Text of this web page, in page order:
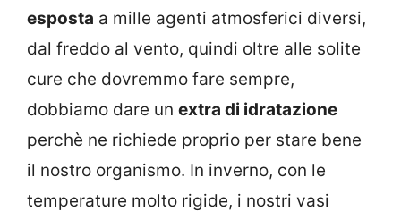
esposta a mille agenti atmosferici diversi,
dal freddo al vento, quindi oltre alle solite
cure che dovremmo fare sempre,
dobbiamo dare un extra di idratazione
perchè ne richiede proprio per stare bene
il nostro organismo. In inverno, con le
temperature molto rigide, i nostri vasi